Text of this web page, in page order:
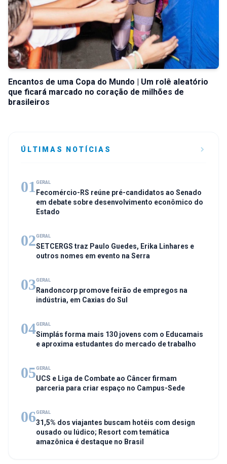
Encantos de uma Copa do Mundo | Um rolê aleatório
que ficará marcado no coração de milhões de
brasileiros
ÚLTIMAS NOTÍCIAS
01 GERAL
Fecomércio-RS reúne pré-candidatos ao Senado
em debate sobre desenvolvimento econômico do
Estado
02GERAL
SETCERGS traz Paulo Guedes, Erika Linhares e
outros nomes em evento na Serra
03GERAL
Randoncorp promove feirão de empregos na
indústria, em Caxias do Sul
04GERAL
Simplás forma mais 130 jovens com o Educamais
e aproxima estudantes do mercado de trabalho
05GERAL
UCS e Liga de Combate ao Câncer firmam
parceria para criar espaço no Campus-Sede
06GERAL
31,5% dos viajantes buscam hotéis com design
ousado ou lúdico; Resort com temática
amazônica é destaque no Brasil